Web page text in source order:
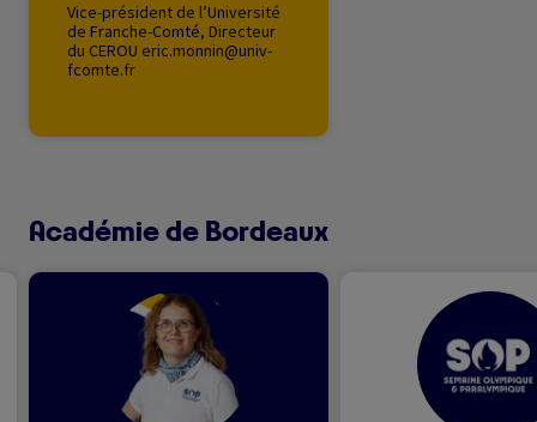
Vice-président de l’Université
de Franche-Comté, Directeur
du CEROU eric.monnin@univ-
fcomte.fr
Académie de Bordeaux
Image Image